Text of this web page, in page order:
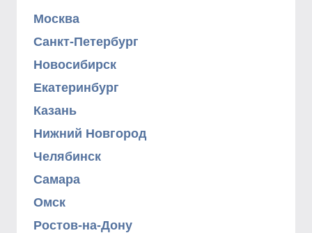
Москва
Санкт-Петербург
Новосибирск
Екатеринбург
Казань
Нижний Новгород
Челябинск
Самара
Омск
Ростов-на-Дону